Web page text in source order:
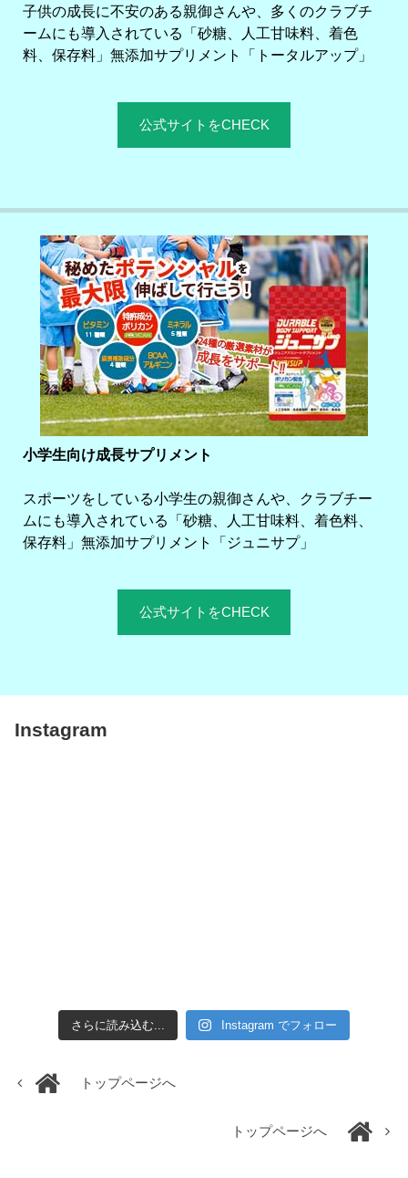
子供の成長に不安のある親御さんや、多くのクラブチ
ームにも導入されている「砂糖、人工甘味料、着色
料、保存料」無添加サプリメント「トータルアップ」
公式サイトをCHECK
小学生向け成長サプリメント
スポーツをしている小学生の親御さんや、クラブチー
ムにも導入されている「砂糖、人工甘味料、着色料、
保存料」無添加サプリメント「ジュニサプ」
公式サイトをCHECK
Instagram
さらに読み込む... Instagram でフォロー
トップページへ
トップページへ